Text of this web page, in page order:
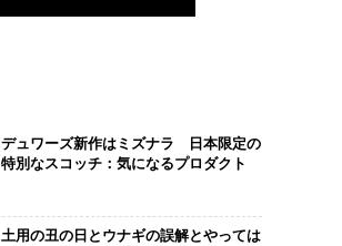
デュワーズ新作はミズナラ 日本限定の
特別なスコッチ：気になるプロダクト
土用の丑の日とウナギの誤解とやっては